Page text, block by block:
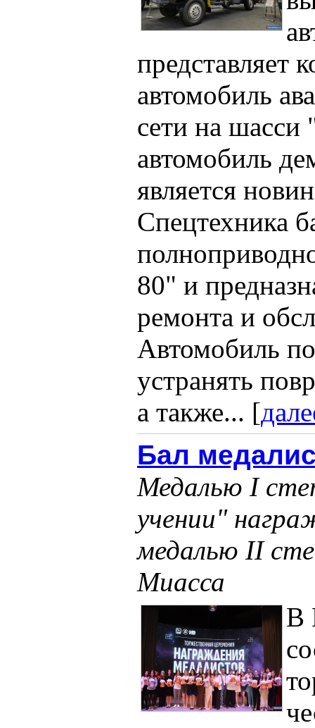
представляет
автомобиль
сети на
автомобиль
является
Спецтехника
80" и
ремонта и
Автомобиль
устранять
а также... [
Бал
Медалью I
учении"
медалью II
Миасса
В